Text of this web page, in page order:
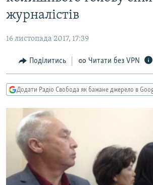
до
основної
Перейти
пошукуКУЛЬТУРА
СПОРТ
СВІТ
ДОНБАС.РЕАЛІЇ
КРИМ.РЕАЛІЇ
ТИ ЯК?
ПРИАЗОВ’Я
КИТАЙ.ВИКЛИКИ
МУЛЬТИМЕДІА
ФОТО
журналістів
16 листопада 2017, 17:39
Поділитись Читати без VPN
Додати Радіо Свобода як бажане джерело в